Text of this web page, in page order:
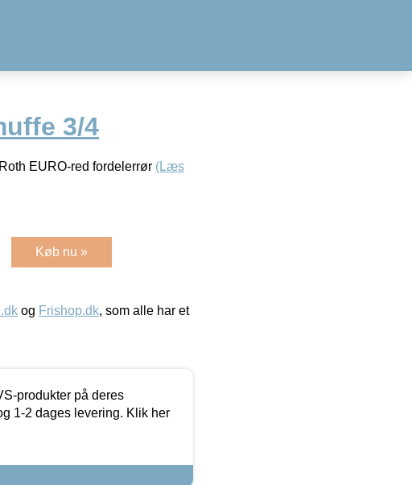
3/4
EURO-red fordelerrør (Læs
Køb nu »
og Frishop.dk, som alle har et
produkter på deres
1-2 dages levering. Klik her